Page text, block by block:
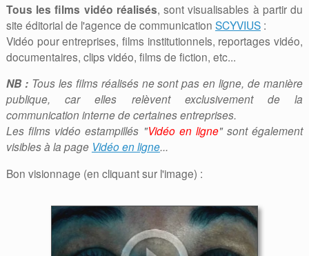
Tous les films vidéo réalisés, sont visualisables à partir du
site éditorial de l'agence de communication SCYVIUS:
Vidéo pour entreprises, films institutionnels, reportages vidéo,
documentaires, clips vidéo, films de fiction, etc...
NB :Tous les films réalisés ne sont pas en ligne, de manière
publique, car elles relèvent exclusivement de la
communication interne de certaines entreprises.
Les films vidéo estampillés "Vidéo en ligne" sont également
visibles à la page Vidéo en ligne...
Bon visionnage (en cliquant sur l'image) :